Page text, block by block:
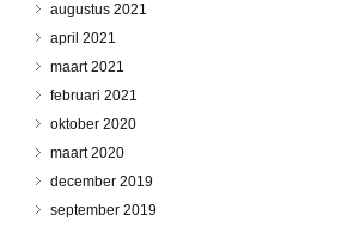
augustus 2021
april 2021
maart 2021
februari 2021
oktober 2020
maart 2020
december 2019
september 2019